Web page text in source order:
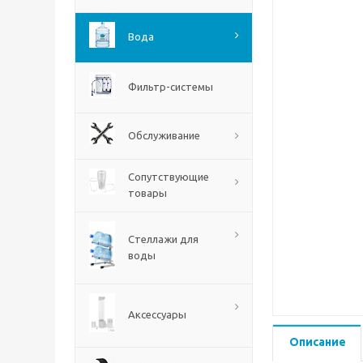
Вода
Фильтр-системы
Обслуживание
Сопутствующие
товары
Стеллажи для
воды
Аксессуары
Описание